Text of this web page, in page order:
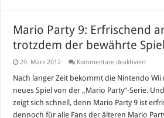
Mario Party 9: Erfrischend
trotzdem der bewährte
29. März 2012 Kommentare deaktiviertfür
Party
anders
und
Nach langer Zeit bekommt die Nintendo
neues Spiel von der „Mario Party“-Serie.
zeigt sich schnell, denn Mario Party 9 ist
dennoch für alle Fans der älteren Mario